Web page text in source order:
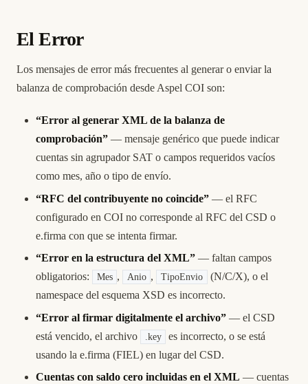
El Error
Los mensajes de error más frecuentes al generar o enviar la
balanza de comprobación desde Aspel COI son:
“Error al generar XML de la balanza de
comprobación” — mensaje genérico que puede indicar
cuentas sin agrupador SAT o campos requeridos vacíos
como mes, año o tipo de envío.
“RFC del contribuyente no coincide” — el RFC
configurado en COI no corresponde al RFC del CSD o
e.firma con que se intenta firmar.
“Error en la estructura del XML” — faltan campos
obligatorios:
Mes , Anio , TipoEnvio
(N/C/X), o el
namespace del esquema XSD es incorrecto.
“Error al firmar digitalmente el archivo” — el CSD
está vencido, el archivo
.key
es incorrecto, o se está
usando la e.firma (FIEL) en lugar del CSD.
Cuentas con saldo cero incluidas en el XML — cuentas